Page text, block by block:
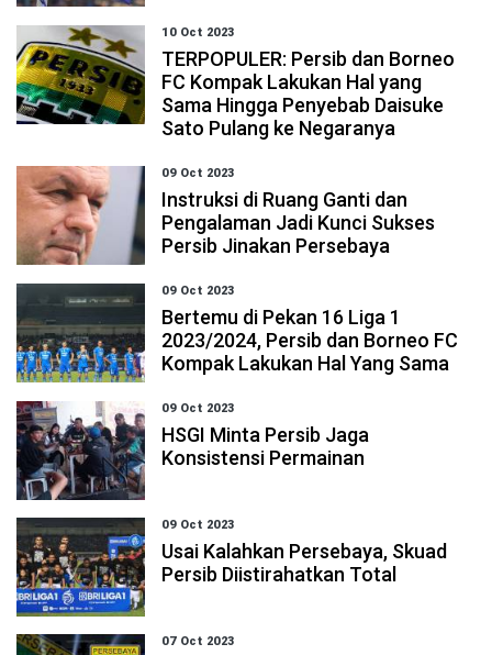
10 Oct 2023
TERPOPULER: Persib dan Borneo
FC Kompak Lakukan Hal yang
Sama Hingga Penyebab Daisuke
Sato Pulang ke Negaranya
09 Oct 2023
Instruksi di Ruang Ganti dan
Pengalaman Jadi Kunci Sukses
Persib Jinakan Persebaya
09 Oct 2023
Bertemu di Pekan 16 Liga 1
2023/2024, Persib dan Borneo FC
Kompak Lakukan Hal Yang Sama
09 Oct 2023
HSGI Minta Persib Jaga
Konsistensi Permainan
09 Oct 2023
Usai Kalahkan Persebaya, Skuad
Persib Diistirahatkan Total
07 Oct 2023